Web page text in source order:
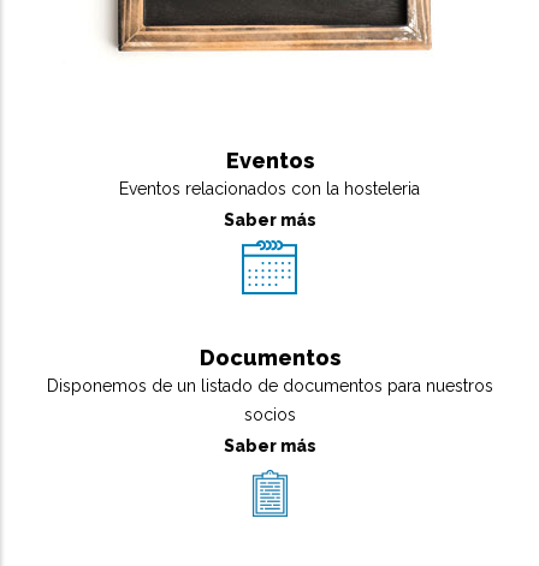
Eventos
Eventos relacionados con la hosteleria
Saber más
Documentos
Disponemos de un listado de documentos para nuestros
socios
Saber más